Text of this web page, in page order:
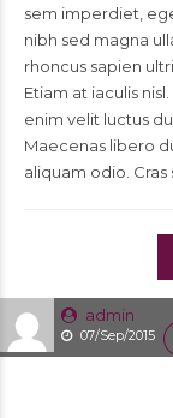
admin
07/Sep/2015
sem imperdiet,
nibh sed magna
rhoncus sapien
Etiam at iaculis
enim velit luctus
Maecenas libero
aliquam odio. Cras